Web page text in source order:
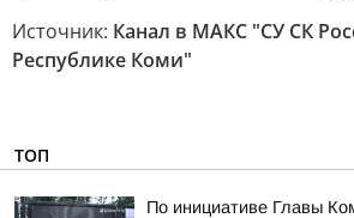
Источник: Канал в МАКС "СУ СК
Республике Коми"
ТОП
По инициативе Главы